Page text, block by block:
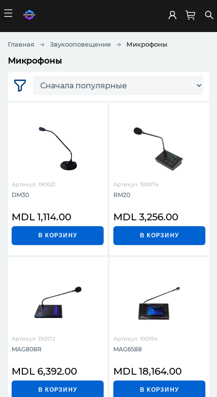
Главная Звукооповещение Микрофоны
Микрофоны
Артикул: 190021
DM30
MDL 1,114.00
В КОРЗИНУ
Артикул: 190074
RM20
MDL 3,256.00
В КОРЗИНУ
Артикул: 190172
MAG808R
MDL 6,392.00
В КОРЗИНУ
Артикул: 190194
MAG6588
MDL 18,164.00
В КОРЗИНУ